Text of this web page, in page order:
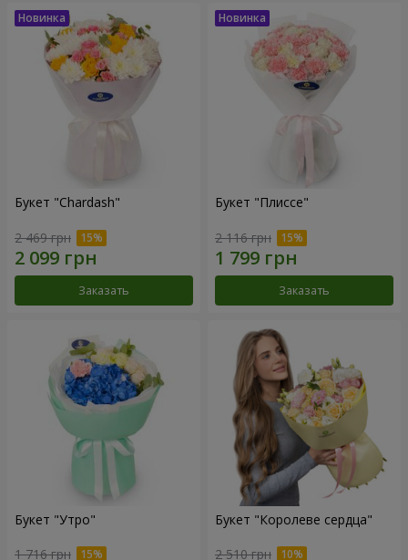
Букет "Chardash"
2 469 грн
Заказать
Букет "Плиссе"
2 116 грн
Заказать
Букет "Утро"
1 716 грн
Букет "Королеве сердца"
2 510 грн